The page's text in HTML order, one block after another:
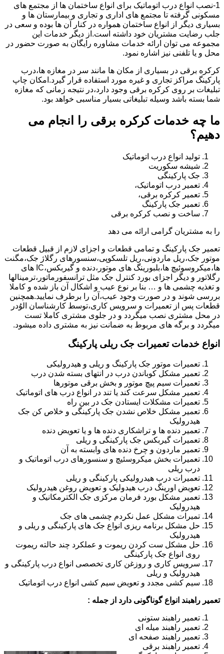
1-نصب انواع درب اتوماتیک برای انواع ساختمان ها از مجتمع های
مسکونی گرفته تا مجتمع های اداری و تجاری و بیمارستان ها و
بسیاری دیگر از انواع ساختمان همواره در کنار آن ها بوده و سعی در
جلب رضایت مشتریان خود داشته است.از دیگر خدمات این
مجموعه می توان ارائه خدمات مشاوره رایگان به صورت حضور در
محل و یا تلفنی نیز اشاره نمود.
کرکره برقی در بسیاری از مکان ها مانند سر در مغازه ها،درب
پارکینگ مراکز تجاری و غیره مورد استفاده قرار گیرد.امکان چاپ
تبلیغات بر روی کرکره برقی وجود دارد،در نتیجه زمانی که مغازه
شما بسته باشد وسیله تبلیغاتی بسیار مناسبی خواهد بود.
ما چه خدمات کرکره برقی را انجام می
دهیم؟
تولید انواع درب اتوماتیک
شیشه سکوریت
جک پارکینگی
تعمیر درب اتوماتیک،
تعمیر کرکره برقی،
تعمیر جک پارکینگ
ساخت و نصب کرکره برقی
را به مشتریان گرامی ارائه می دهد
تعمیر جک پارکینگ و تمامی قطعات و اجزای لازم از قبیل قطعات
موتور جک،ریل ماردونی،ریل تلسکوپی،سنسورهای رگلاژ جک،مگنت
ها،میکروسوئیچ ها،بلبورینگ های موتور،دنده و گیربکس،IC های
رگلاتور و دیگر اجزای بورد کنترل جک مثل ترانسفورماتور،ترمینالها
و تغذیه چشمی ها و … بنا بر نوع عیب و اشکال آن باز شده و کاملا
بررسی شوند و در صورت وجود عیب،آن را برطرف نمایید.همچنین
قطعات پس از تعمیرات و سرویس کاری،توسط کارشناسان الوُدر
در محل مشتری نصب میگردد و در جلوی مشتری کاملا تست
میگردد و برگه های مربوط به ضمانت نیز به مشتری داده میشود.
انواع خدمات تعمیرات جک ریلی پارکینگ
تعمیرات موتور جک پارکینگ و ریلی و هیدرولیکی
تعمیر مشکل کوباندن درب در انتهای بسته شدن درب
تعمیرات سیم پیچ موتور و بخش برقی موتورها
تعمیر مشکل سرعت کند یا تند در انواع درب های اتوماتیک
تعمیرات مشکلات ایستادن جک در بین راه
تعمیر مشکل خلاص نشدن جک پارکینگی و خلاص کن جک
هیدرولیک
تعمیر دنده ها و تراشکاری دنده ها و یا تعویض دنده
تعمیرات گیربکس جک پارکینگی و ریلی
تعمیر ماردون و چرخ دنده های وابسته به آن
تعمیرات بخش میکروسئیچ و سنسورهای درب اتوماتیک و
درب ریلی
تعمیرات درب هیدرولیکی پارکینگی و ریلی
تعویض اورینگ درب هیدولیک و تعویض روغن هیدرولیک
تعمیر مشکل بورد فرمان مرکزی جک الکترمکانیک و
هیدرولیک
تمیرات مشکل عمل نکردم چشمی های جک
حل مشکل برنامه ریزی انواع جک های پارکینگی و ریلی و
هیدرولیک
حل مشکل ست کردن ریموت و عملکرد چند حالته ریموت
روی انواع جک پارکینگی
سرویس کاری و روزغن کاری تخصصی انواع درب پارکینگی و
هیدرولیک و ریلی
سیم کشی مجدد و تعویض سیم کشی انواع درب اتوماتیک
تعمیر راهبند انواع گوناگونی دارد از جمله :
تعمیر راهبند ستونی
تعمیر راهبند میله ای
تعمیر راهبند صفحه ای
تعمیر راهبند برقی